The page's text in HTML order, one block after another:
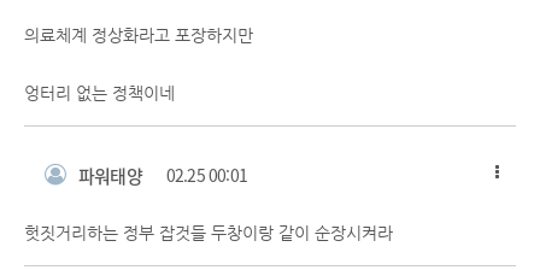
의료체계 정상화라고 포장하지만
엉터리 없는 정책이네
파워태양 02.25 00:01
헛짓거리하는 정부 잡것들 두창이랑 같이 순장시켜라